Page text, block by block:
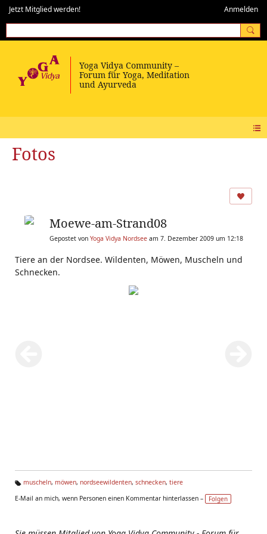
Jetzt Mitglied werden! Anmelden
Fotos
Moewe-am-Strand08
Gepostet von Yoga Vidya Nordsee am 7. Dezember 2009 um 12:18
Tiere an der Nordsee. Wildenten, Möwen, Muscheln und
Schnecken.
g
muscheln, möwen, nordseewildenten, schnecken, tiere
E-Mail an mich, wenn Personen einen Kommentar hinterlassen –
Folgen